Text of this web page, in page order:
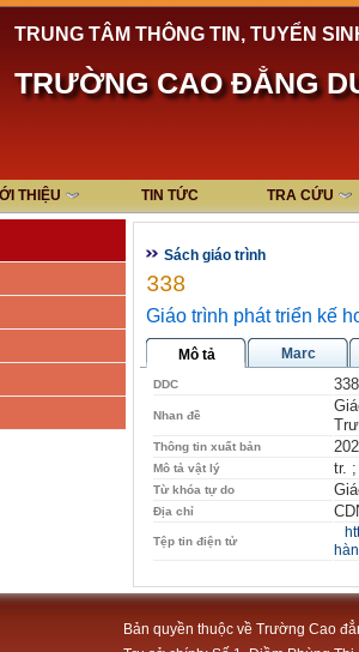
TRUNG TÂM THÔNG TIN, TUYỂN
TRƯỜNG CAO ĐẲNG
THIỆU TIN TỨC TRA CỨU
Sách giáo trình
338
Giáo trình phát triển kế
Mô tả Marc
DDC 338
Nhan đề
Thông tin xuất bản
Mô tả vật lý tr.
Từ khóa tự do
Địa chỉ
Tệp tin điện tử
Bản quyền thuộc về Trường Cao